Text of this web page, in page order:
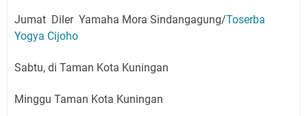
Jumat Diler Yamaha Mora Sindangagung/Toserba
Yogya Cijoho
Sabtu, di Taman Kota Kuningan
Minggu Taman Kota Kuningan